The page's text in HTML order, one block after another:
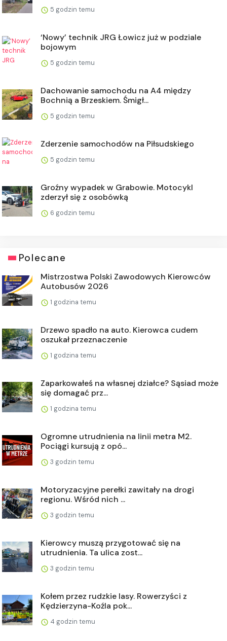
5 godzin temu
‘Nowy’ technik JRG Łowicz już w podziale
bojowym
5 godzin temu
Dachowanie samochodu na A4 między
Bochnią a Brzeskiem. Śmigł...
5 godzin temu
Zderzenie samochodów na Piłsudskiego
5 godzin temu
Groźny wypadek w Grabowie. Motocykl
zderzył się z osobówką
6 godzin temu
Polecane
Mistrzostwa Polski Zawodowych Kierowców
Autobusów 2026
1 godzina temu
Drzewo spadło na auto. Kierowca cudem
oszukał przeznaczenie
1 godzina temu
Zaparkowałeś na własnej działce? Sąsiad może
się domagać prz...
1 godzina temu
Ogromne utrudnienia na linii metra M2.
Pociągi kursują z opó...
3 godzin temu
Motoryzacyjne perełki zawitały na drogi
regionu. Wśród nich ...
3 godzin temu
Kierowcy muszą przygotować się na
utrudnienia. Ta ulica zost...
3 godzin temu
Kołem przez rudzkie lasy. Rowerzyści z
Kędzierzyna-Koźla pok...
4 godzin temu